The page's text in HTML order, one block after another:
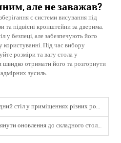
але не заважав?
є системи висування під
та підвісні кронштейни за дверима,
у безпеці, але забезпечують його
користуванні. Під час вибору
розміри та вагу стола у
швидко отримати його та розгорнути
зусиль.
стіл у приміщеннях різних розмірів?
оновлення до складного столу?